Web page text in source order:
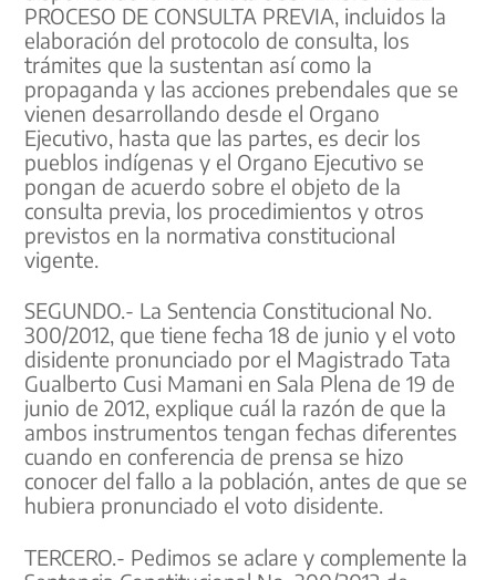
PROCESO DE CONSULTA PREVIA, incluidos la
elaboración del protocolo de consulta, los
trámites que la sustentan así como la
propaganda y las acciones prebendales que se
vienen desarrollando desde el Organo
Ejecutivo, hasta que las partes, es decir los
pueblos indígenas y el Organo Ejecutivo se
pongan de acuerdo sobre el objeto de la
consulta previa, los procedimientos y otros
previstos en la normativa constitucional
vigente.
SEGUNDO.- La Sentencia Constitucional No.
300/2012, que tiene fecha 18 de junio y el voto
disidente pronunciado por el Magistrado Tata
Gualberto Cusi Mamani en Sala Plena de 19 de
junio de 2012, explique cuál la razón de que la
ambos instrumentos tengan fechas diferentes
cuando en conferencia de prensa se hizo
conocer del fallo a la población, antes de que se
hubiera pronunciado el voto disidente.
TERCERO.- Pedimos se aclare y complemente la